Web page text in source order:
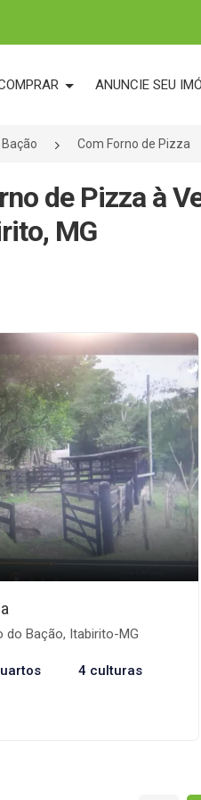
ANUNCIE SEU
Com Forno de Pizza
de Pizza à
MG
do Bação, Itabirito-MG
4 culturas